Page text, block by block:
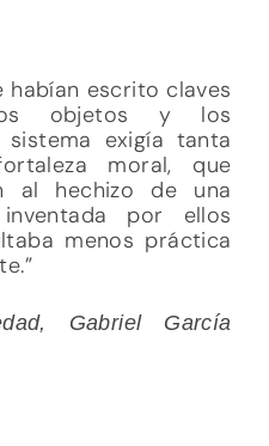
habían escrito claves
objetos y los
sistema exigía tanta
moral, que
al hechizo de una
por ellos
menos práctica
Gabriel García